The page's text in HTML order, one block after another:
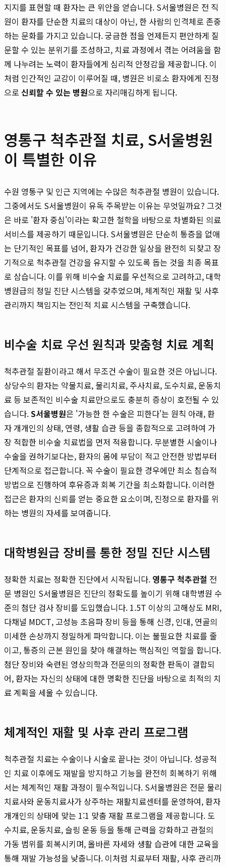
지지를 표현할 때 환자는 큰 위안을 얻습니다. S서울병원은 전 직
원이 환자를 단순한 치료의 대상이 아닌, 한 사람의 인격체로 존중
하는 문화를 가지고 있습니다. 궁금한 점을 언제든지 편안하게 질
문할 수 있는 분위기를 조성하고, 치료 과정에서 겪는 어려움을 함
께 나누려는 노력이 환자들에게 심리적 안정감을 제공합니다. 이
처럼 인간적인 교감이 이루어질 때, 병원은 비로소 환자에게 진정
으로 신뢰할 수 있는 병원으로 자리매김하게 됩니다.
영통구 척추관절 치료, S서울병원
이 특별한 이유
수원 영통구 및 인근 지역에는 수많은 척추관절 병원이 있습니다.
그중에서도 S서울병원이 유독 주목받는 이유는 무엇일까요? 그것
은 바로 '환자 중심'이라는 확고한 철학을 바탕으로 차별화된 의료
서비스를 제공하기 때문입니다. S서울병원은 단순히 통증을 없애
는 단기적인 목표를 넘어, 환자가 건강한 일상을 완전히 되찾고 장
기적으로 척추관절 건강을 유지할 수 있도록 돕는 것을 최종 목표
로 삼습니다. 이를 위해 비수술 치료를 우선적으로 고려하고, 대학
병원급의 정밀 진단 시스템을 갖추었으며, 체계적인 재활 및 사후
관리까지 책임지는 전인적 치료 시스템을 구축했습니다.
비수술 치료 우선 원칙과 맞춤형 치료 계획
척추관절 질환이라고 해서 무조건 수술이 필요한 것은 아닙니다.
상당수의 환자는 약물치료, 물리치료, 주사치료, 도수치료, 운동치
료 등 보존적인 비수술 치료만으로도 충분히 증상이 호전될 수 있
습니다.S서울병원은 '가능한 한 수술은 피한다'는 원칙 아래, 환
자 개개인의 상태, 연령, 생활 습관 등을 종합적으로 고려하여 가
장 적합한 비수술 치료법을 먼저 적용합니다. 무분별한 시술이나
수술을 권하기보다는, 환자의 몸에 부담이 적고 안전한 방법부터
단계적으로 접근합니다. 꼭 수술이 필요한 경우에만 최소 침습적
방법으로 진행하여 후유증과 회복 기간을 최소화합니다. 이러한
접근은 환자의 신뢰를 얻는 중요한 요소이며, 진정으로 환자를 위
하는 병원의 자세를 보여줍니다.
대학병원급 장비를 통한 정밀 진단 시스템
정확한 치료는 정확한 진단에서 시작됩니다. 영통구 척추관절 전
문 병원인 S서울병원은 진단의 정확도를 높이기 위해 대학병원 수
준의 첨단 검사 장비를 도입했습니다. 1.5T 이상의 고해상도 MRI,
다채널 MDCT, 고성능 초음파 장비 등을 통해 신경, 인대, 연골의
미세한 손상까지 정밀하게 파악합니다. 이는 불필요한 치료를 줄
이고, 통증의 근본 원인을 찾아 해결하는 핵심적인 역할을 합니다.
첨단 장비와 숙련된 영상의학과 전문의의 정확한 판독이 결합되
어, 환자는 자신의 상태에 대한 명확한 진단을 바탕으로 최적의 치
료 계획을 세울 수 있습니다.
체계적인 재활 및 사후 관리 프로그램
척추관절 치료는 수술이나 시술로 끝나는 것이 아닙니다. 성공적
인 치료 이후에도 재발을 방지하고 기능을 완전히 회복하기 위해
서는 체계적인 재활 과정이 필수적입니다. S서울병원은 전문 물리
치료사와 운동치료사가 상주하는 재활치료센터를 운영하여, 환자
개개인의 상태에 맞는 1:1 맞춤 재활 프로그램을 제공합니다. 도
수치료, 운동치료, 슬링 운동 등을 통해 근력을 강화하고 관절의
가동 범위를 회복시키며, 올바른 자세와 생활 습관에 대한 교육을
통해 재발 가능성을 낮춥니다. 이처럼 치료부터 재활, 사후 관리까